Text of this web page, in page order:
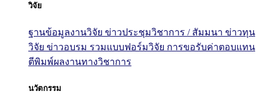
วิจัย
ฐานข้อมูลงานวิจัย ข่าวประชุมวิชาการ / สัมมนา ข่าวทุน
วิจัย ข่าวอบรม รวมแบบฟอร์มวิจัย การขอรับค่าตอบแทน
ตีพิมพ์ผลงานทางวิชาการ
นวัตกรรม